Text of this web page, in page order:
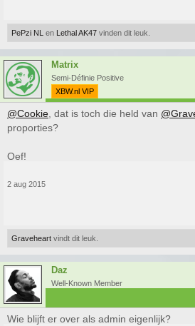
PePzi NL en Lethal AK47 vinden dit leuk.
Matrix
Semi-Définie Positive
XBW.nl VIP
@Cookie , dat is toch die held van
proporties?
Oef!
2 aug 2015
Graveheart vindt dit leuk.
Daz
Well-Known Member
Wie blijft er over als admin eigenlijk?